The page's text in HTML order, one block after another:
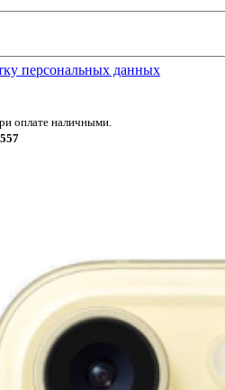
персональных данных
оплате наличными.